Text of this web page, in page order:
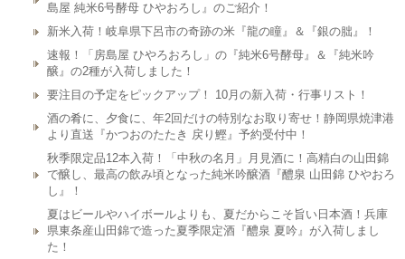
島屋 純米6号酵母 ひやおろし』のご紹介！
新米入荷！岐阜県下呂市の奇跡の米『龍の瞳』＆『銀の朏』！
速報！「房島屋 ひやろおろし」の『純米6号酵母』＆『純米吟
醸』の2種が入荷しました！
要注目の予定をピックアップ！ 10月の新入荷・行事リスト！
酒の肴に、夕食に、年2回だけの特別なお取り寄せ！静岡県焼津港
より直送『かつおのたたき 戻り鰹』予約受付中！
秋季限定品12本入荷！「中秋の名月」月見酒に！高精白の山田錦
で醸し、最高の飲み頃となった純米吟醸酒『醴泉 山田錦 ひやおろ
し』！
夏はビールやハイボールよりも、夏だからこそ旨い日本酒！兵庫
県東条産山田錦で造った夏季限定酒『醴泉 夏吟』が入荷しまし
た！